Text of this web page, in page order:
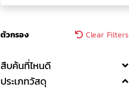
ตัวกรอง Clear Filters
สืบค้นที่ไหนดี
ประเภทวัสดุ